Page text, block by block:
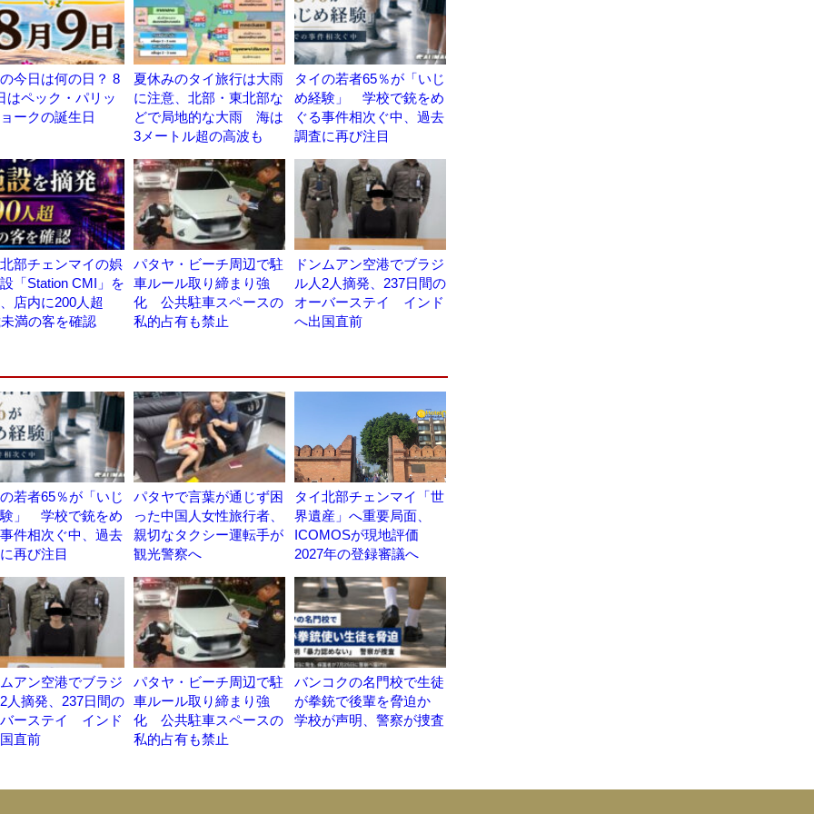
今日は何の日？ 8
はペック・パリッ
ークの誕生日
夏休みのタイ旅行は大雨
に注意、北部・東北部な
どで局地的な大雨 海は
3メートル超の高波も
タイの若者65％が「いじ
め経験」 学校で銃をめ
ぐる事件相次ぐ中、過去
調査に再び注目
部チェンマイの娯
「Station CMI」を
店内に200人超
満の客を確認
パタヤ・ビーチ周辺で駐
車ルール取り締まり強
化 公共駐車スペースの
私的占有も禁止
ドンムアン空港でブラジ
ル人2人摘発、237日間の
オーバーステイ インド
へ出国直前
若者65％が「いじ
」 学校で銃をめ
件相次ぐ中、過去
再び注目
パタヤで言葉が通じず困
った中国人女性旅行者、
親切なタクシー運転手が
観光警察へ
タイ北部チェンマイ「世
界遺産」へ重要局面、
ICOMOSが現地評価
2027年の登録審議へ
アン空港でブラジ
人摘発、237日間の
ーステイ インド
直前
パタヤ・ビーチ周辺で駐
車ルール取り締まり強
化 公共駐車スペースの
私的占有も禁止
バンコクの名門校で生徒
が拳銃で後輩を脅迫か
学校が声明、警察が捜査